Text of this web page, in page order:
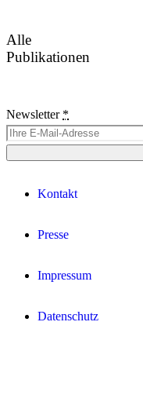
Alle
Publikationen
Newsletter *
Kontakt
Presse
Impressum
Datenschutz­